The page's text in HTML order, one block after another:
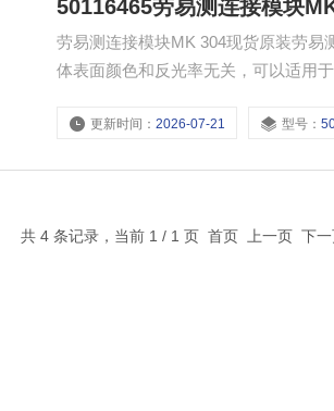
50116465劳易测连接模块
劳易测连接模块MK 304现货原装劳易
体表面颜色和反光率无关，可以适用
更新时间：2026-07-21 型号：
共 4 条记录，当前 1 / 1 页 首页 上一页 下